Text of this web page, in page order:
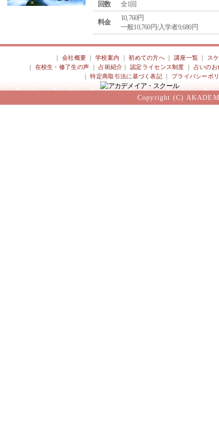
回数
全1回
料金
10,760円
一般10,760円/入学者9,680円
会社概要 ｜学校案内 ｜初めての方へ 講座一覧
ス
在校生・修了生の声 ｜占術紹介 ｜認定ライセンス制度
占いのお
｜特定商取引法に基づく表記 プライバシーポ
Copyright (C)